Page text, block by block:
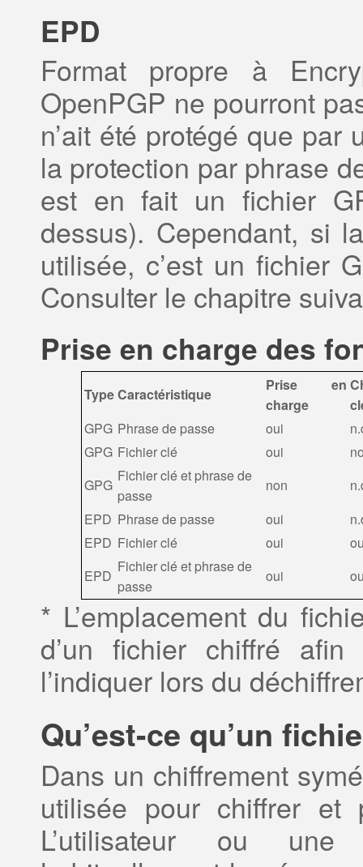
EPD
Format propre à
OpenPGP ne pourront
n’ait été protégé que
la protection par phrase
est en fait un fichier
dessus). Cependant, si
utilisée, c’est un fichier
Consulter le chapitre
Prise en charge des
TypeCaractéristique
Prise en
charge
GPG Phrase de passe oui
GPG Fichier clé oui
GPG
Fichier clé et phrase de
passe
non
EPD Phrase de passe oui
EPD Fichier clé oui
EPD
Fichier clé et phrase de
passe
oui
* L’emplacement du
d’un fichier chiffré
l’indiquer lors du
Qu’est-ce qu’un
Dans un chiffrement
utilisée pour chiffrer et
L’utilisateur ou